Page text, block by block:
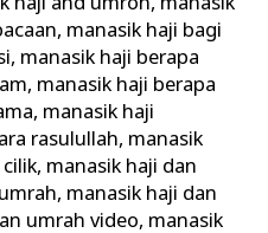
, manasik haji bagi
, manasik haji berapa
, manasik haji berapa
, manasik haji
rasulullah, manasik
, manasik haji dan
, manasik haji dan
umrah video, manasik